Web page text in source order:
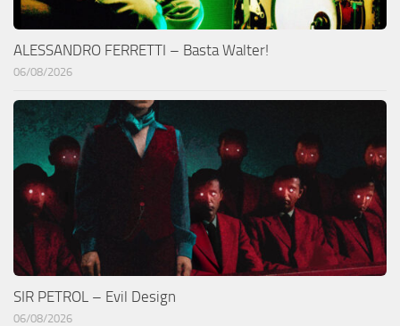
ALESSANDRO FERRETTI – Basta Walter!
06/08/2026
SIR PETROL – Evil Design
06/08/2026